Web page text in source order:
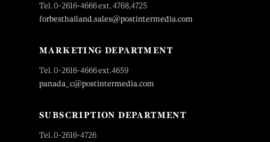
Tel. 0-2616-4666 ext. 4768,4725
forbesthailand.sales@postintermedia.com
MARKETING DEPARTMENT
Tel. 0-2616-4666 ext.4659
panada_c@postintermedia.com
SUBSCRIPTION DEPARTMENT
Tel. 0-2616-4726